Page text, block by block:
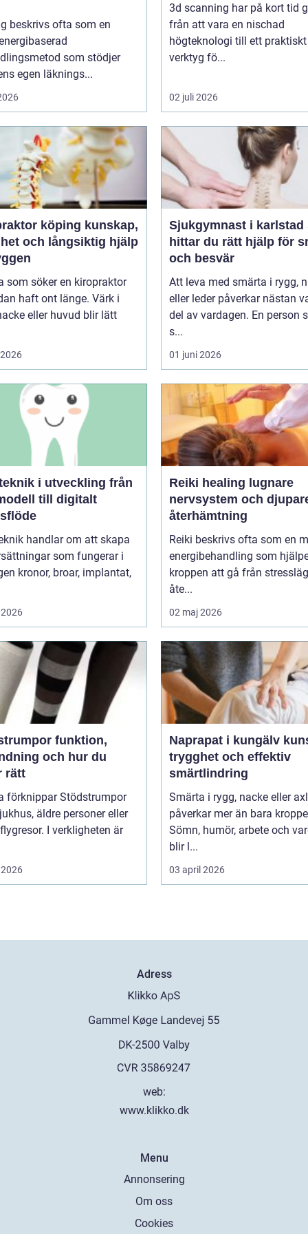
beskrivs ofta som en
som stödjer
egen läknings...
3d scanning har på kort tid
från att vara en nischad
högteknologi till ett praktiskt
verktyg fö...
02 juli 2026
köping kunskap,
och långsiktig hjälp
som söker en kiropraktor
haft ont länge. Värk i
eller huvud blir lätt
Sjukgymnast i karlstad så
hittar du rätt hjälp för
och besvär
Att leva med smärta i rygg,
eller leder påverkar nästan
del av vardagen. En person
s...
01 juni 2026
i utveckling från
till digitalt
handlar om att skapa
som fungerar i
Reiki healing lugnare
nervsystem och
återhämtning
Reiki beskrivs ofta som en
energibehandling som
kroppen att gå från
åte...
02 maj 2026
funktion,
och hur du
rätt
förknippar Stödstrumpor
äldre personer eller
I verkligheten är
Naprapat i kungälv kunskap,
trygghet och effektiv
smärtlindring
Smärta i rygg, nacke eller
påverkar mer än bara
Sömn, humör, arbete och
blir l...
03 april 2026
Adress
web:
www.klikko.dk
Menu
Annonsering
Om oss
Cookies